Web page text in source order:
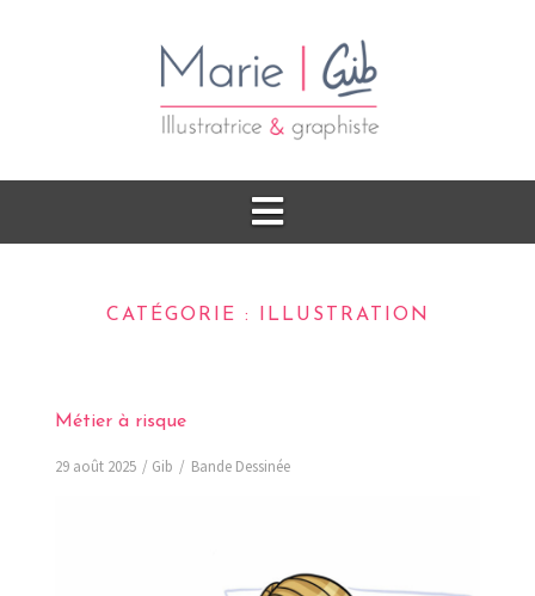
CATÉGORIE : ILLUSTRATION
Métier à risque
29 août 2025 Gib Bande Dessinée